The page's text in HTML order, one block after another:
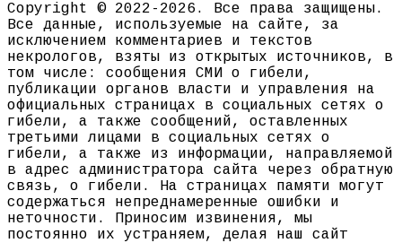
Copyright © 2022-2026. Все права защищены.
Все данные, используемые на сайте, за
исключением комментариев и текстов
некрологов, взяты из открытых источников, в
том числе: сообщения СМИ о гибели,
публикации органов власти и управления на
официальных страницах в социальных сетях о
гибели, а также сообщений, оставленных
третьими лицами в социальных сетях о
гибели, а также из информации, направляемой
в адрес администратора сайта через обратную
связь, о гибели. На страницах памяти могут
содержаться непреднамеренные ошибки и
неточности. Приносим извинения, мы
постоянно их устраняем, делая наш сайт